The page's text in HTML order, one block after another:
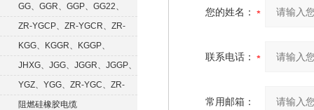
YGCRP
GG、GGR、GGP、GG22、
GGRP
ZR-YGCP、ZR-YGCR、ZR-
YGCRP
KGG、KGGR、KGGP、
KGGRP
JHXG、JGG、JGGR、JGGP、
JGGFYGZ、YGG、ZR-YGC、ZR-
KGG阻燃硅橡胶电缆
您的姓名：
联系电话：
常用邮箱：